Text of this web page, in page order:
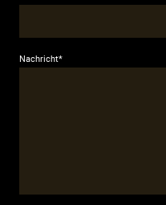
Nachricht*